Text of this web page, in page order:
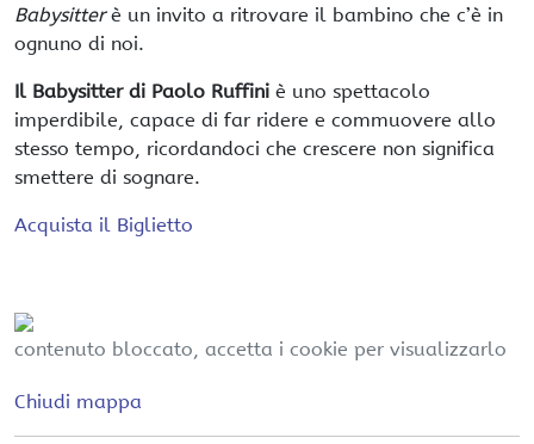
Babysitterè un invito a ritrovare il bambino che c’è in
ognuno di noi.
Il Babysitter di Paolo Ruffini è uno spettacolo
imperdibile, capace di far ridere e commuovere allo
stesso tempo, ricordandoci che crescere non significa
smettere di sognare.
Acquista il Biglietto
contenuto bloccato, accetta i cookie per visualizzarlo
Chiudi mappa